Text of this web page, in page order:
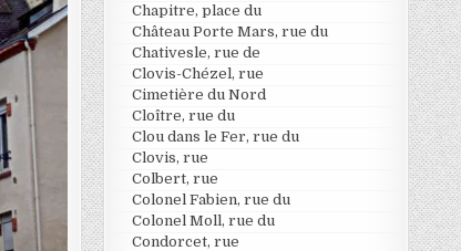
Chapitre, place du
Château Porte Mars, rue du
Chativesle, rue de
Clovis-Chézel, rue
Cimetière du Nord
Cloître, rue du
Clou dans le Fer, rue du
Clovis, rue
Colbert, rue
Colonel Fabien, rue du
Colonel Moll, rue du
Condorcet, rue